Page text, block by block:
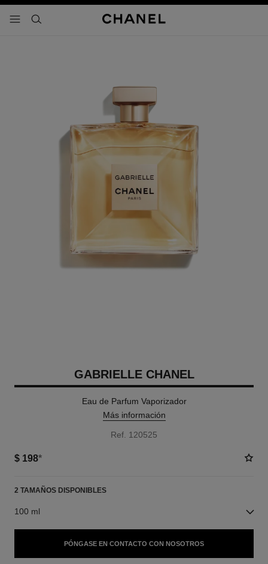
- navegación principal
buscar
GABRIELLE CHANEL
Eau de Parfum Vaporizador
Más información
Ref. 120525
$ 198*
2 TAMAÑOS DISPONIBLES
100 ml
PÓNGASE EN CONTACTO CON NOSOTROS